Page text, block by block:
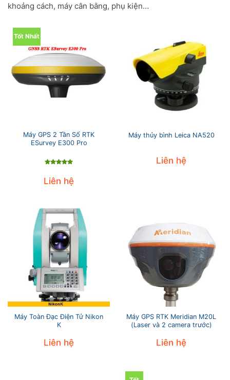
khoảng cách, máy cân bằng, phụ kiện…
Tốt Nhất
Máy GPS 2 Tần Số RTK
ESurvey E300 Pro
sao
Liên hệ
Máy thủy bình Leica NA520
Liên hệ
Máy Toàn Đạc Điện Tử Nikon
K
Liên hệ
Máy GPS RTK Meridian M20L
(Laser và 2 camera trước)
Liên hệ